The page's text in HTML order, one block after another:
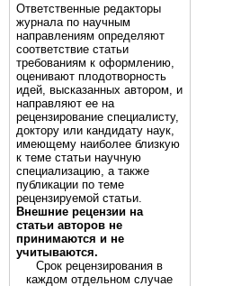
Ответственные редакторы
журнала по научным
направлениям определяют
соответствие статьи
требованиям к оформлению,
оценивают плодотворность
идей, высказанных автором, и
направляют ее на
рецензирование специалисту,
доктору или кандидату наук,
имеющему наиболее близкую
к теме статьи научную
специализацию, а также
публикации по теме
рецензируемой статьи.
Внешние рецензии на
статьи авторов не
принимаются и не
учитываются.
Срок рецензирования в
каждом отдельном случае